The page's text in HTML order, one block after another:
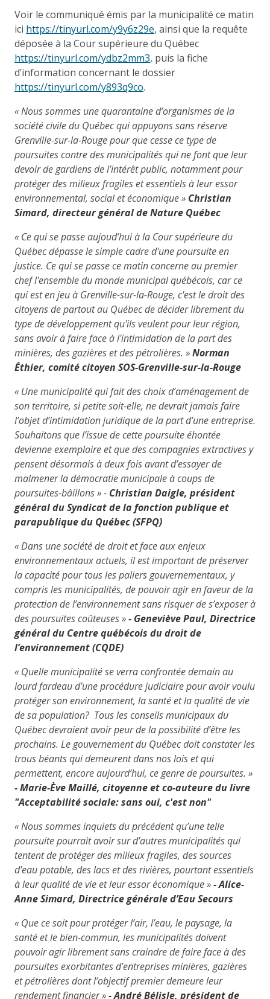
Voir le communiqué émis par la municipalité ce matin
ici https://tinyurl.com/y9y6z29e, ainsi que la requête
déposée à la Cour supérieure du Québec
https://tinyurl.com/ydbz2mm3, puis la fiche
d’information concernant le dossier
https://tinyurl.com/y893q9co.
« Nous sommes une quarantaine d’organismes de la
société civile du Québec qui appuyons sans réserve
Grenville-sur-la-Rouge pour que cesse ce type de
poursuites contre des municipalités qui ne font que leur
devoir de gardiens de l’intérêt public, notamment pour
protéger des milieux fragiles et essentiels à leur essor
environnemental, social et économique » Christian
Simard, directeur général de Nature Québec
« Ce qui se passe aujoud’hui à la Cour supérieure du
Québec dépasse le simple cadre d'une poursuite en
justice. Ce qui se passe ce matin concerne au premier
chef l'ensemble du monde municipal québécois, car ce
qui est en jeu à Grenville-sur-la-Rouge, c'est le droit des
citoyens de partout au Québec de décider librement du
type de développement qu'ils veulent pour leur région,
sans avoir à faire face à l'intimidation de la part des
minières, des gazières et des pétrolières. »Norman
Éthier, comité citoyen SOS-Grenville-sur-la-Rouge
« Une municipalité qui fait des choix d’aménagement de
son territoire, si petite soit-elle, ne devrait jamais faire
l’objet d’intimidation juridique de la part d’une entreprise.
Souhaitons que l’issue de cette poursuite éhontée
devienne exemplaire et que des compagnies extractives y
pensent désormais à deux fois avant d’essayer de
malmener la démocratie municipale à coups de
poursuites-bâillons » - Christian Daigle, président
général du Syndicat de la fonction publique et
parapublique du Québec (SFPQ)
« Dans une société de droit et face aux enjeux
environnementaux actuels, il est important de préserver
la capacité pour tous les paliers gouvernementaux, y
compris les municipalités, de pouvoir agir en faveur de la
protection de l’environnement sans risquer de s’exposer à
des poursuites coûteuses »- Geneviève Paul, Directrice
général du Centre québécois du droit de
l’environnement (CQDE)
« Quelle municipalité se verra confrontée demain au
lourd fardeau d’une procédure judiciaire pour avoir voulu
protéger son environnement, la santé et la qualité de vie
de sa population? Tous les conseils municipaux du
Québec devraient avoir peur de la possibilité d’être les
prochains. Le gouvernement du Québec doit constater les
trous béants qui demeurent dans nos lois et qui
permettent, encore aujourd’hui, ce genre de poursuites. »
-Marie-Ève Maillé, citoyenne et co-auteure du livre
"Acceptabilité sociale: sans oui, c'est non"
« Nous sommes inquiets du précédent qu’une telle
poursuite pourrait avoir sur d’autres municipalités qui
tentent de protéger des milieux fragiles, des sources
d’eau potable, des lacs et des rivières, pourtant essentiels
à leur qualité de vie et leur essor économique »- Alice-
Anne Simard, Directrice générale d’Eau Secours
« Que ce soit pour protéger l’air, l’eau, le paysage, la
santé et le bien-commun, les municipalités doivent
pouvoir agir librement sans craindre de faire face à des
poursuites exorbitantes d’entreprises minières, gazières
et pétrolières dont l’objectif premier demeure leur
rendement financier »- André Bélisle, président de